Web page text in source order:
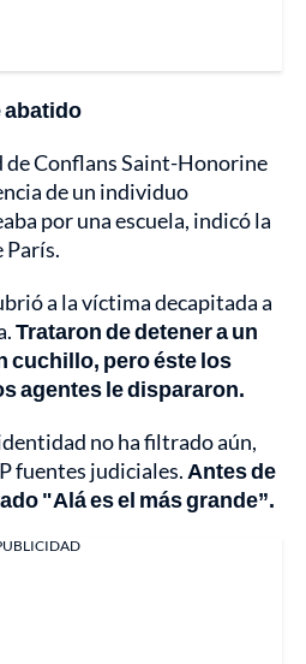
abatido
de Conflans Saint-Honorine
de un individuo
por una escuela, indicó la
a la víctima decapitada a
Trataron de detener a un
cuchillo, pero éste los
agentes le dispararon.
no ha filtrado aún,
fuentes judiciales. Antes de
"Alá es el más grande”.